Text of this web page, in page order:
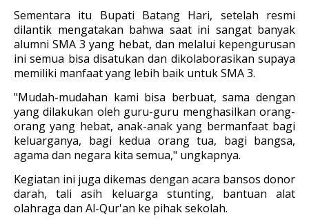
Sementara itu Bupati Batang Hari, setelah resmi
dilantik mengatakan bahwa saat ini sangat banyak
alumni SMA 3 yang hebat, dan melalui kepengurusan
ini semua bisa disatukan dan dikolaborasikan supaya
memiliki manfaat yang lebih baik untuk SMA 3.
"Mudah-mudahan kami bisa berbuat, sama dengan
yang dilakukan oleh guru-guru menghasilkan orang-
orang yang hebat, anak-anak yang bermanfaat bagi
keluarganya, bagi kedua orang tua, bagi bangsa,
agama dan negara kita semua," ungkapnya.
Kegiatan ini juga dikemas dengan acara bansos donor
darah, tali asih keluarga stunting, bantuan alat
olahraga dan Al-Qur'an ke pihak sekolah.